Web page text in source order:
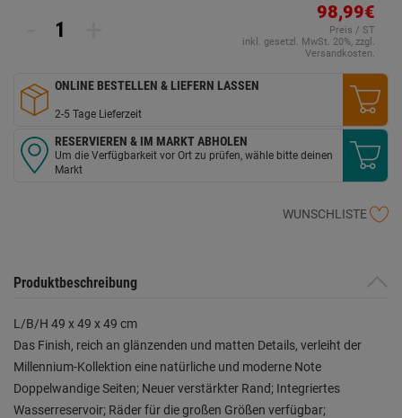
98,99€
Preis / ST
inkl. gesetzl. MwSt. 20%, zzgl.
Versandkosten.
ONLINE BESTELLEN & LIEFERN LASSEN
2-5 Tage Lieferzeit
RESERVIEREN & IM MARKT ABHOLEN
Um die Verfügbarkeit vor Ort zu prüfen, wähle bitte deinen
Markt
WUNSCHLISTE
Produktbeschreibung
L/B/H 49 x 49 x 49 cm
Das Finish, reich an glänzenden und matten Details, verleiht der
Millennium-Kollektion eine natürliche und moderne Note
Doppelwandige Seiten; Neuer verstärkter Rand; Integriertes
Wasserreservoir; Räder für die großen Größen verfügbar;